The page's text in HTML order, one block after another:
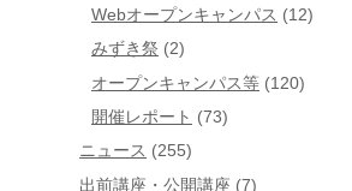
Webオープンキャンパス (12)
みずき祭 (2)
オープンキャンパス等 (120)
開催レポート (73)
ニュース (255)
出前講座・公開講座 (7)